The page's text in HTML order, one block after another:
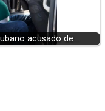
acusado de…